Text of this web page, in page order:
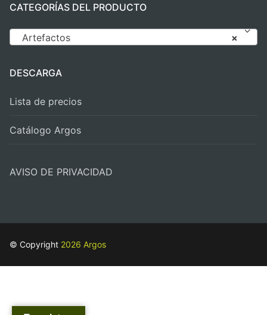
CATEGORÍAS DEL PRODUCTO
×
Artefactos
DESCARGA
Lista de precios
Catálogo Argos
AVISO DE PRIVACIDAD
© Copyright 2026 Argos